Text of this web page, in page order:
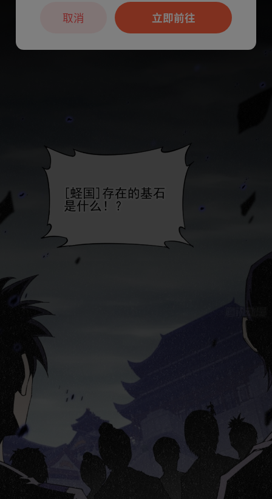
立即前往
取消